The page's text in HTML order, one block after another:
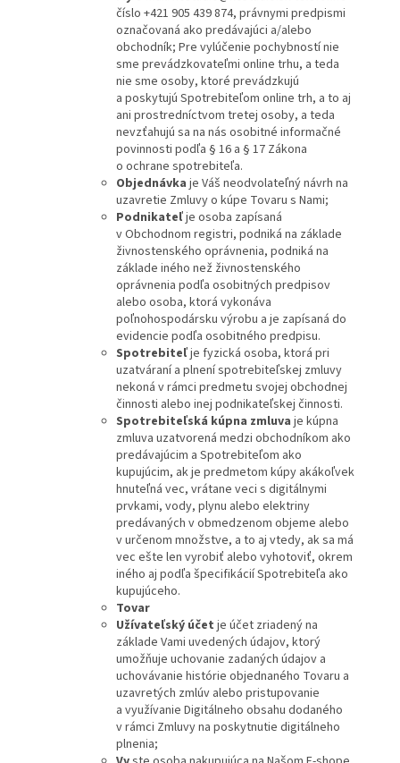
číslo +421 905 439 874, právnymi predpismi
označovaná ako predávajúci a/alebo
obchodník; Pre vylúčenie pochybností nie
sme prevádzkovateľmi online trhu, a teda
nie sme osoby, ktoré prevádzkujú
a poskytujú Spotrebiteľom online trh, a to aj
ani prostredníctvom tretej osoby, a teda
nevzťahujú sa na nás osobitné informačné
povinnosti podľa § 16 a § 17 Zákona
o ochrane spotrebiteľa.
Objednávka je Váš neodvolateľný návrh na
uzavretie Zmluvy o kúpe Tovaru s Nami;
Podnikateľje osoba zapísaná
v Obchodnom registri, podniká na základe
živnostenského oprávnenia, podniká na
základe iného než živnostenského
oprávnenia podľa osobitných predpisov
alebo osoba, ktorá vykonáva
poľnohospodársku výrobu a je zapísaná do
evidencie podľa osobitného predpisu.
Spotrebiteľje fyzická osoba, ktorá pri
uzatváraní a plnení spotrebiteľskej zmluvy
nekoná v rámci predmetu svojej obchodnej
činnosti alebo inej podnikateľskej činnosti.
Spotrebiteľská kúpna zmluva je kúpna
zmluva uzatvorená medzi obchodníkom ako
predávajúcim a Spotrebiteľom ako
kupujúcim, ak je predmetom kúpy akákoľvek
hnuteľná vec, vrátane veci s digitálnymi
prvkami, vody, plynu alebo elektriny
predávaných v obmedzenom objeme alebo
v určenom množstve, a to aj vtedy, ak sa má
vec ešte len vyrobiť alebo vyhotoviť, okrem
iného aj podľa špecifikácií Spotrebiteľa ako
kupujúceho.
Tovar
Užívateľský účet je účet zriadený na
základe Vami uvedených údajov, ktorý
umožňuje uchovanie zadaných údajov a
uchovávanie histórie objednaného Tovaru a
uzavretých zmlúv alebo pristupovanie
a využívanie Digitálneho obsahu dodaného
v rámci Zmluvy na poskytnutie digitálneho
plnenia;